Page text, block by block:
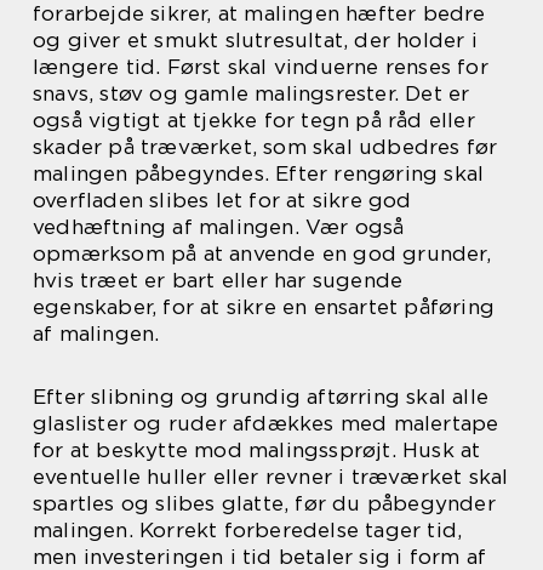
forarbejde sikrer, at malingen hæfter bedre
og giver et smukt slutresultat, der holder i
længere tid. Først skal vinduerne renses for
snavs, støv og gamle malingsrester. Det er
også vigtigt at tjekke for tegn på råd eller
skader på træværket, som skal udbedres før
malingen påbegyndes. Efter rengøring skal
overfladen slibes let for at sikre god
vedhæftning af malingen. Vær også
opmærksom på at anvende en god grunder,
hvis træet er bart eller har sugende
egenskaber, for at sikre en ensartet påføring
af malingen.
Efter slibning og grundig aftørring skal alle
glaslister og ruder afdækkes med malertape
for at beskytte mod malingssprøjt. Husk at
eventuelle huller eller revner i træværket skal
spartles og slibes glatte, før du påbegynder
malingen. Korrekt forberedelse tager tid,
men investeringen i tid betaler sig i form af